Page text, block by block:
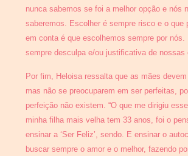
nunca sabemos se foi a melhor opção e nós
saberemos. Escolher é sempre risco e o que
em conta é que escolhemos sempre por nós.
sempre desculpa e/ou justificativa de nossas
Por fim, Heloisa ressalta que as mães
mas não se preocuparem em ser perfeitas,
perfeição não existem. “O que me dirigiu
minha filha mais velha tem 33 anos, foi o
ensinar a ‘Ser Feliz’, sendo. E ensinar o
buscar sempre o amor e o melhor, fazendo